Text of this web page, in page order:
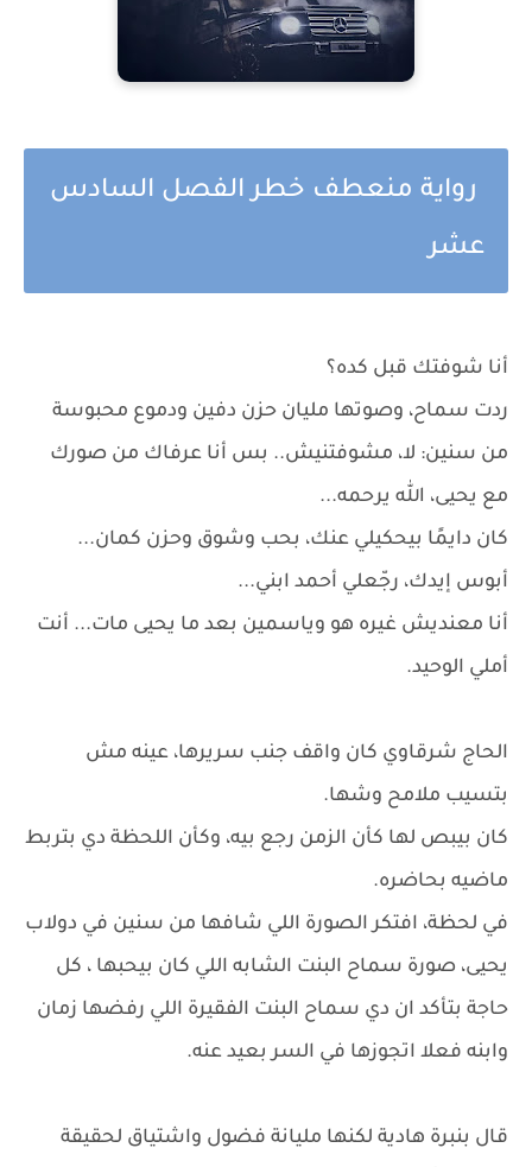
رواية منعطف خطر الفصل السادس
عشر
أنا شوفتك قبل كده؟
ردت سماح، وصوتها مليان حزن دفين ودموع محبوسة
من سنين: لا، مشوفتنيش.. بس أنا عرفاك من صورك
مع يحيى، الله يرحمه...
كان دايمًا بيحكيلي عنك، بحب وشوق وحزن كمان...
أبوس إيدك، رجّعلي أحمد ابني...
أنا معنديش غيره هو وياسمين بعد ما يحيى مات... أنت
أملي الوحيد.
الحاج شرقاوي كان واقف جنب سريرها، عينه مش
بتسيب ملامح وشها.
كان بيبص لها كأن الزمن رجع بيه، وكأن اللحظة دي بتربط
ماضيه بحاضره.
في لحظة، افتكر الصورة اللي شافها من سنين في دولاب
يحيى، صورة سماح البنت الشابه اللي كان بيحبها ، كل
حاجة بتأكد ان دي سماح البنت الفقيرة اللي رفضها زمان
وابنه فعلا اتجوزها في السر بعيد عنه.
قال بنبرة هادية لكنها مليانة فضول واشتياق لحقيقة